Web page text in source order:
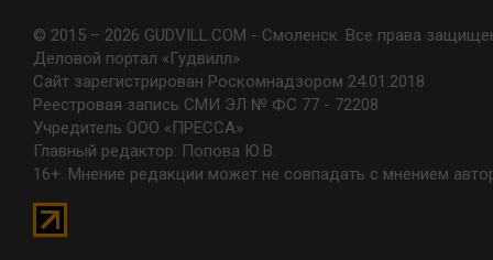
© 2015 – 2026 GUDVILL.COM - Смоленск. Все права
Деловой портал «Гудвилл»
Сайт зарегистрирован Роскомнадзором 24.01.2018
Реестровая запись СМИ ЭЛ № ФС 77 - 72208
Учредитель ООО «ПРЕССА»
Главный редактор: Попова Ю.В.
16+. Мнение редакции может не совпадать с мнением